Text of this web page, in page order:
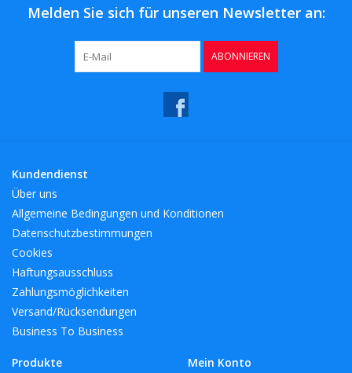
Melden Sie sich für unseren Newsletter an:
ABONNIEREN
Kundendienst
Über uns
Allgemeine Bedingungen und Konditionen
Datenschutzbestimmungen
Cookies
Haftungsausschluss
Zahlungsmöglichkeiten
Versand/Rücksendungen
Business To Business
Produkte
Mein Konto